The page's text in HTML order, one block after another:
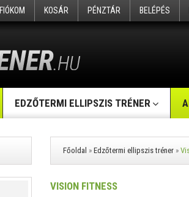
FIÓKOM KOSÁR PÉNZTÁR BELÉPÉS
EDZŐTERMI ELLIPSZIS TRÉNER
Főoldal » Edzőtermi ellipszis tréner »
VISION FITNESS